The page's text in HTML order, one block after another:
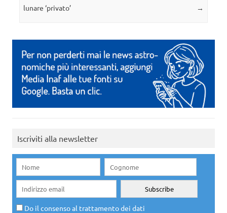
lunare ‘privato’ →
Iscriviti alla newsletter
Do il consenso al trattamento dei dati